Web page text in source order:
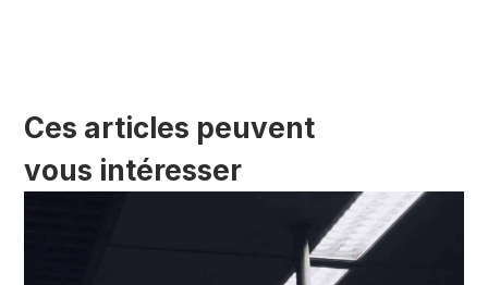
Ces articles peuvent
vous intéresser